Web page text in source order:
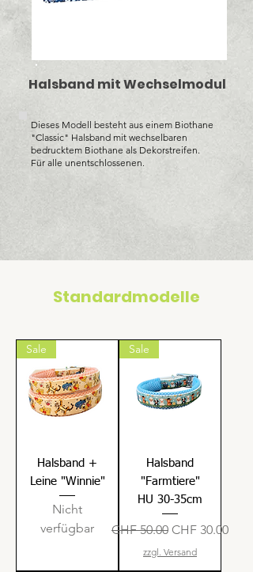
Halsband mit Wechselmodul
Dieses Modell besteht aus einem Biothane
"Classic" Halsband mit wechselbaren
bedrucktem Biothane als Dekorstreifen.
Für alle unentschlossenen.
Standardmodelle
Sale
Halsband +
Leine "Winnie"
Nicht
verfügbar
Sale
Halsband
"Farmtiere"
HU 30-35cm
Standardpreis
CHF 50.00 Sale-Preis
CHF 30.00
zzgl. Versand